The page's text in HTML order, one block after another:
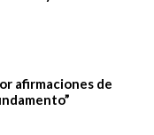
afirmaciones de